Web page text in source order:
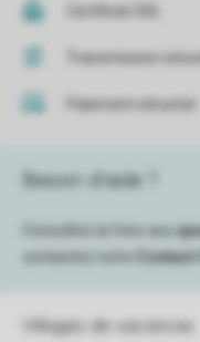
Certificat SSL
Transmission
Paiement sécurisé
Villages de vacances
Besoin d’aide ?
Consultez la foire aux
contactez notre
Contact